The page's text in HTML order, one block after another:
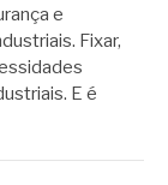
e
Fixar,
E é